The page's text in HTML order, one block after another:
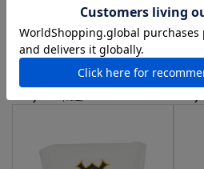
読売ジャイアンツ
読売ジャイアンツ ヘッドカバー
読売ジ
読売
ブレ